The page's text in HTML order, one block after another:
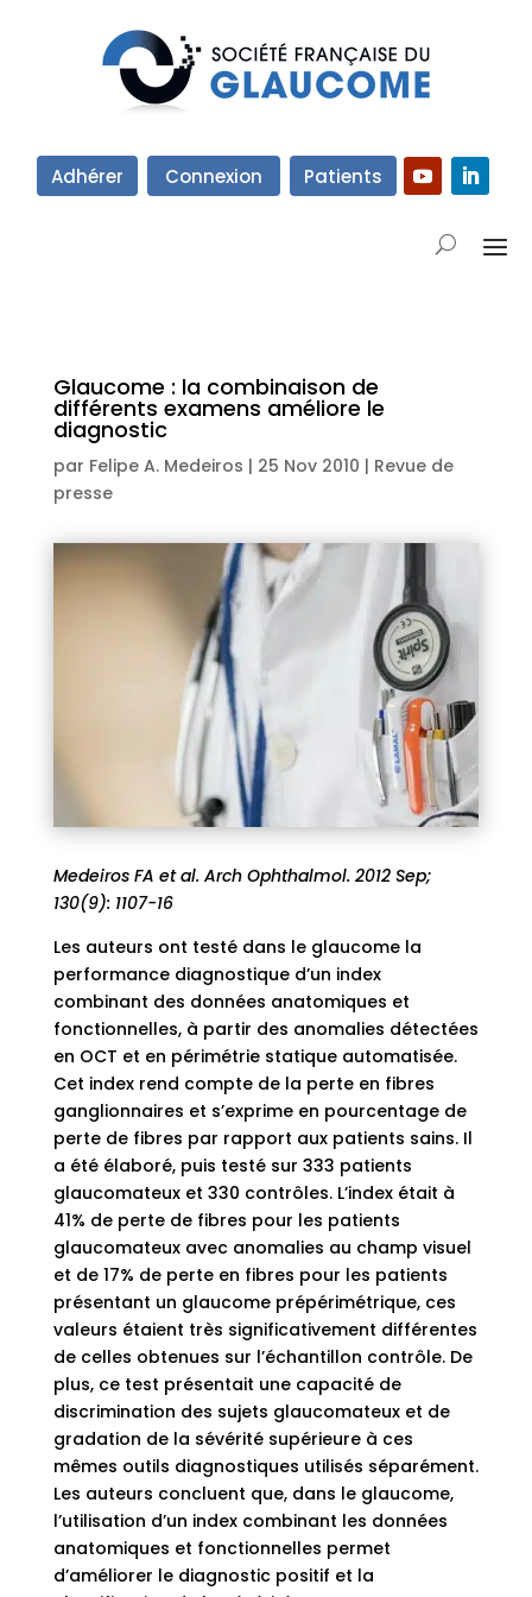
Adhérer Connexion Patients
Glaucome : la combinaison de
différents examens améliore le
diagnostic
par Felipe A. Medeiros | 25 Nov 2010 | Revue de
presse
Medeiros FA et al. Arch Ophthalmol. 2012 Sep;
130(9): 1107-16
Les auteurs ont testé dans le glaucome la
performance diagnostique d’un index
combinant des données anatomiques et
fonctionnelles, à partir des anomalies détectées
en OCT et en périmétrie statique automatisée.
Cet index rend compte de la perte en fibres
ganglionnaires et s’exprime en pourcentage de
perte de fibres par rapport aux patients sains. Il
a été élaboré, puis testé sur 333 patients
glaucomateux et 330 contrôles. L’index était à
41% de perte de fibres pour les patients
glaucomateux avec anomalies au champ visuel
et de 17% de perte en fibres pour les patients
présentant un glaucome prépérimétrique, ces
valeurs étaient très significativement différentes
de celles obtenues sur l’échantillon contrôle. De
plus, ce test présentait une capacité de
discrimination des sujets glaucomateux et de
gradation de la sévérité supérieure à ces
mêmes outils diagnostiques utilisés séparément.
Les auteurs concluent que, dans le glaucome,
l’utilisation d’un index combinant les données
anatomiques et fonctionnelles permet
d’améliorer le diagnostic positif et la